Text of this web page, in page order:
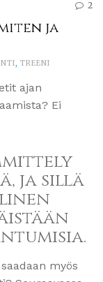
2
ja
, TREENI
ajan
Ei
ja sillä
myös